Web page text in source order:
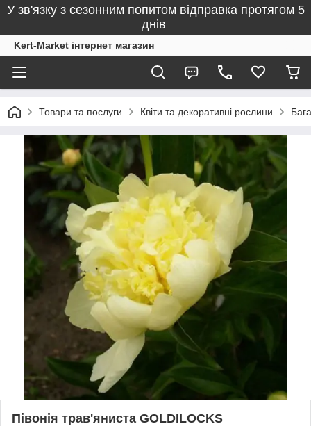
У зв'язку з сезонним попитом відправка протягом 5
днів
Kert-Market інтернет магазин
Товари та послуги Квіти та декоративні рослини
Півонія трав'яниста GOLDILOCKS